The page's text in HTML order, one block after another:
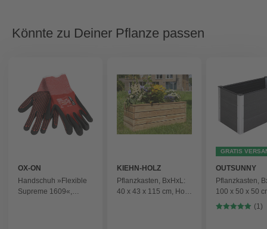
Könnte zu Deiner Pflanze passen
OX-ON
Handschuh »Flexible
Supreme 1609«,
KIEHN-HOLZ
Pflanzkasten, BxHxL:
40 x 43 x 115 cm, Holz
GRATIS
OUTSUNNY
Pflanzkasten,
100 x 50 x 50
WPC/
(1)